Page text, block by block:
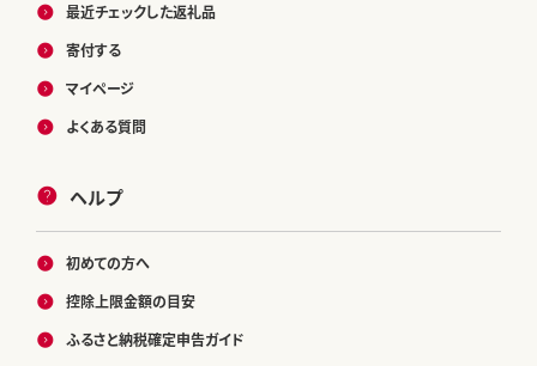
最近チェックした返礼品
寄付する
マイページ
よくある質問
ヘルプ
初めての方へ
控除上限金額の目安
ふるさと納税確定申告ガイド